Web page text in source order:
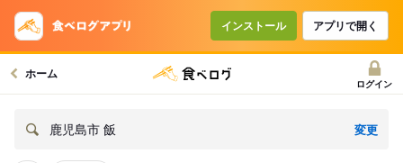
インストール アプリで開く
ホーム
ログイン
鹿児島市 飯 変更